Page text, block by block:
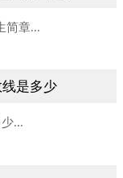
简章...
是多少
...